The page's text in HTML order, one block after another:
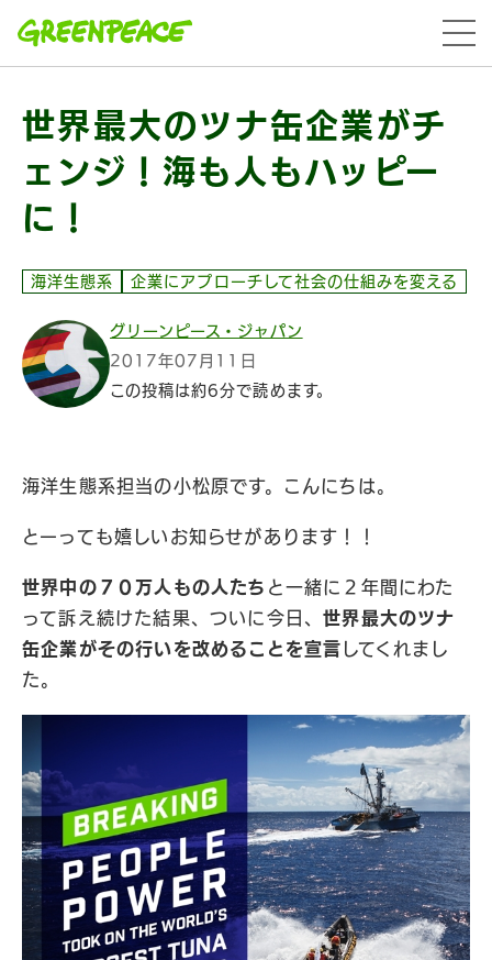
menu
世界最大のツナ缶企業がチ
ェンジ！海も人もハッピー
に！
海洋生態系 企業にアプローチして社会の仕組みを変える
グリーンピース・ジャパン
2017年07月11日
この投稿は約6分で読めます。
海洋生態系担当の小松原です。こんにちは。
とーっても嬉しいお知らせがあります！！
世界中の７０万人もの人たち と一緒に２年間にわた
って訴え続けた結果、ついに今日、世界最大のツナ
缶企業がその行いを改めることを宣言 してくれまし
た。